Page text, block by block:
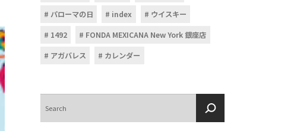
パローマの日
index
ウイスキー
1492
FONDA MEXICANA New York 銀座店
アガバレス
カレンダー
索